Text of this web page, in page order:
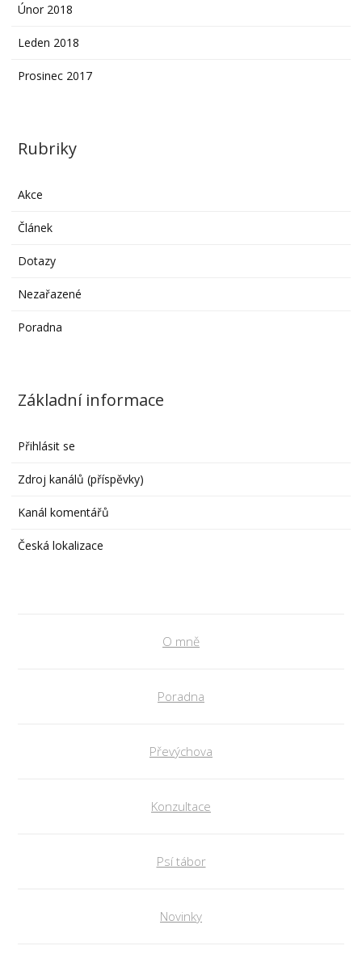
Únor 2018
Leden 2018
Prosinec 2017
Rubriky
Akce
Článek
Dotazy
Nezařazené
Poradna
Základní informace
Přihlásit se
Zdroj kanálů (příspěvky)
Kanál komentářů
Česká lokalizace
O mně
Poradna
Převýchova
Konzultace
Psí tábor
Novinky